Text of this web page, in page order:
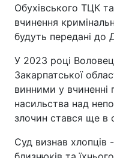
Обухівського ТЦК
вчинення
будуть передані до
У 2023 році
Закарпатської
винними у вчиненні
насильства над
злочин стався ще в
Суд визнав хлопців